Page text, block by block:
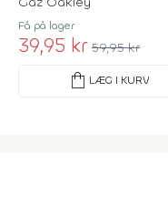
Få på lager
39,95 kr 59,95 kr
shopping_bag LÆG I KURV